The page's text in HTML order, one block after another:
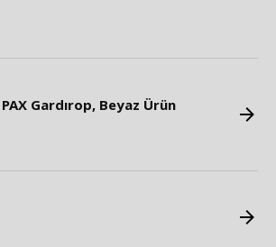
PAX Gardırop, Beyaz Ürün